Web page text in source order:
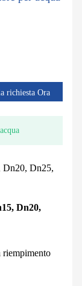
richiesta Ora
Dn20, Dn25,
Dn20,
riempimento